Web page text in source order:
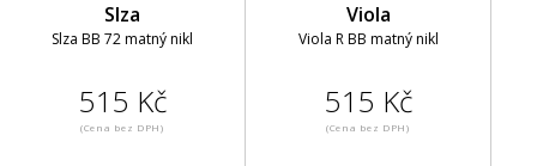
Slza
Slza BB 72 matný nikl
515 Kč
(Cena bez DPH)
Viola
Viola R BB matný nikl
515 Kč
(Cena bez DPH)